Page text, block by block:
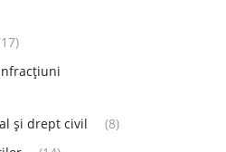
și drept civil
(8)